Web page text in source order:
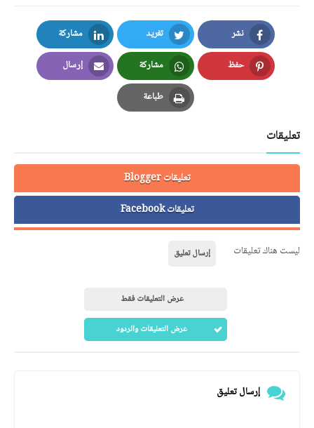
نشر
Facebook
تغريد
Twitter
مشاركة
LinkedIn
حفظ
Pinterest
مشاركة
Whatsapp
إرسال
Email
طباعة
Print
تعليقات
تعليقات Blogger
تعليقات Facebook
ليست هناك تعليقات إرسال تعليق
عرض التعليقات فقط
عرض التعليقات والردود
إرسال تعليق